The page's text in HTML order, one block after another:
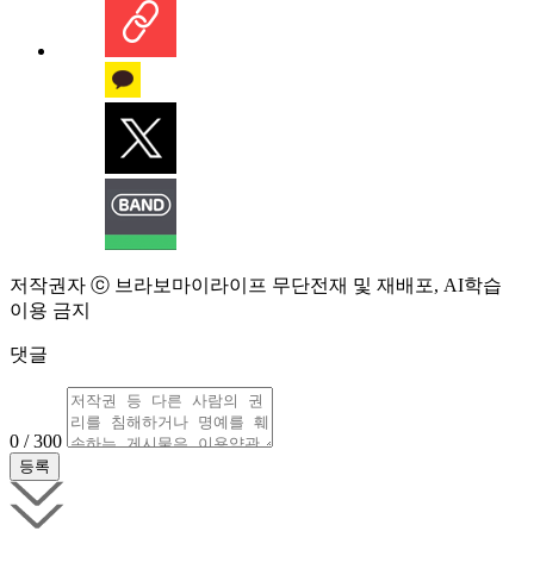
저작권자 ⓒ 브라보마이라이프 무단전재 및 재배포, AI학습
이용 금지
댓글
0 / 300